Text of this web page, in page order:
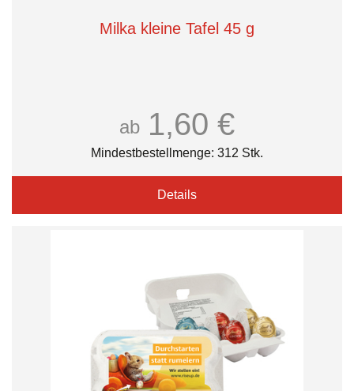
Milka kleine Tafel 45 g
ab 1,60 €
Mindestbestellmenge: 312 Stk.
Details